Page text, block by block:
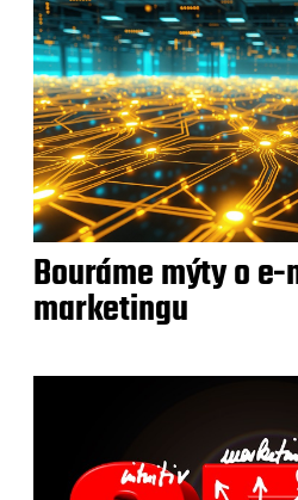
Bouráme mýty o
marketingu